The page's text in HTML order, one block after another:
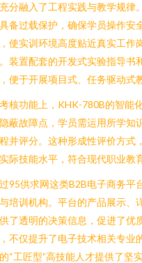
分融入了工程实践与教学规律
备过载保护，确保学员操作安
使实训环境高度贴近真实工作
装置配套的开发式实验指导书
便于开展项目式、任务驱动式
核功能上，KHK-780B的智能
蔽故障点，学员需运用所学知
并评分。这种形成性评价方式
际技能水平，符合现代职业教
95供求网这类B2B电子商务平
培训机构。平台的产品展示、
了透明的决策信息，促进了优
不仅提升了电子技术相关专业
“工匠型”高技能人才提供了坚